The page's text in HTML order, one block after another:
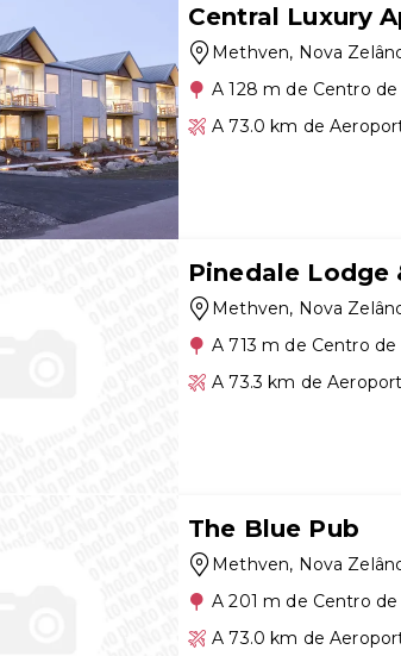
Central Luxury
Methven, Nova
A 128 m de Centro
A 73.0 km de
Pinedale Lodge
Methven, Nova
A 713 m de Centro
A 73.3 km de
The Blue Pub
Methven, Nova
A 201 m de Centro
A 73.0 km de